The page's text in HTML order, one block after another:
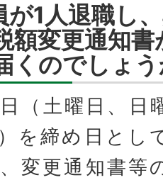
1人退職し
額変更通知
くのでしょ
（土曜日、日
を締め日とし
変更通知書等